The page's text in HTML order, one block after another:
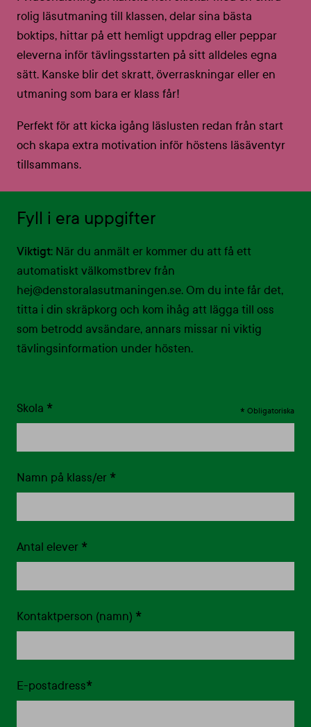
rolig läsutmaning till klassen, delar sina bästa
boktips, hittar på ett hemligt uppdrag eller peppar
eleverna inför tävlingsstarten på sitt alldeles egna
sätt. Kanske blir det skratt, överraskningar eller en
utmaning som bara er klass får!
Perfekt för att kicka igång läslusten redan från start
och skapa extra motivation inför höstens läsäventyr
tillsammans.
Fyll i era uppgifter
Viktigt: När du anmält er kommer du att få ett
automatiskt välkomstbrev från
hej@denstoralasutmaningen.se. Om du inte får det,
titta i din skräpkorg och kom ihåg att lägga till oss
som betrodd avsändare, annars missar ni viktig
tävlingsinformation under hösten.
* Obligatoriska
Skola *
Namn på klass/er *
Antal elever *
Kontaktperson (namn) *
E-postadress*